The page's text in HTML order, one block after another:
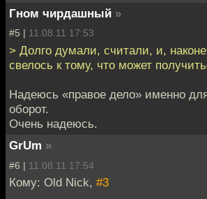
Гном чирдашный »
#5 | 11.08.11 17:53
> Долго думали, считали, и,
свелось к тому, что может
Надеюсь «правое дело» именно
оборот.
Очень надеюсь.
GrUm »
#6 | 11.08.11 17:54
Кому: Old Nick, #3